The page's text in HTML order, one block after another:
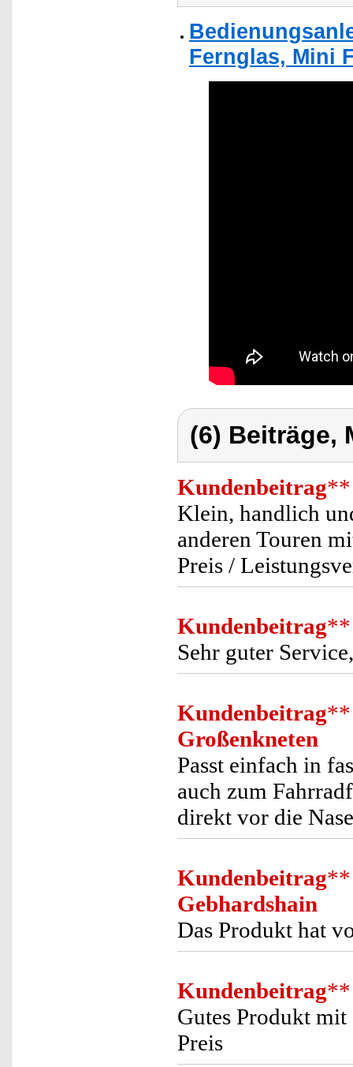
Fernglas, Mini
(6) Beiträge,
Kundenbeitrag**
Klein, handlich
anderen Touren
Preis /
Kundenbeitrag**
Sehr guter
Kundenbeitrag**
Großenkneten
Passt einfach in
auch zum
direkt vor die
Kundenbeitrag**
Gebhardshain
Das Produkt hat
Kundenbeitrag**
Gutes Produkt
Preis